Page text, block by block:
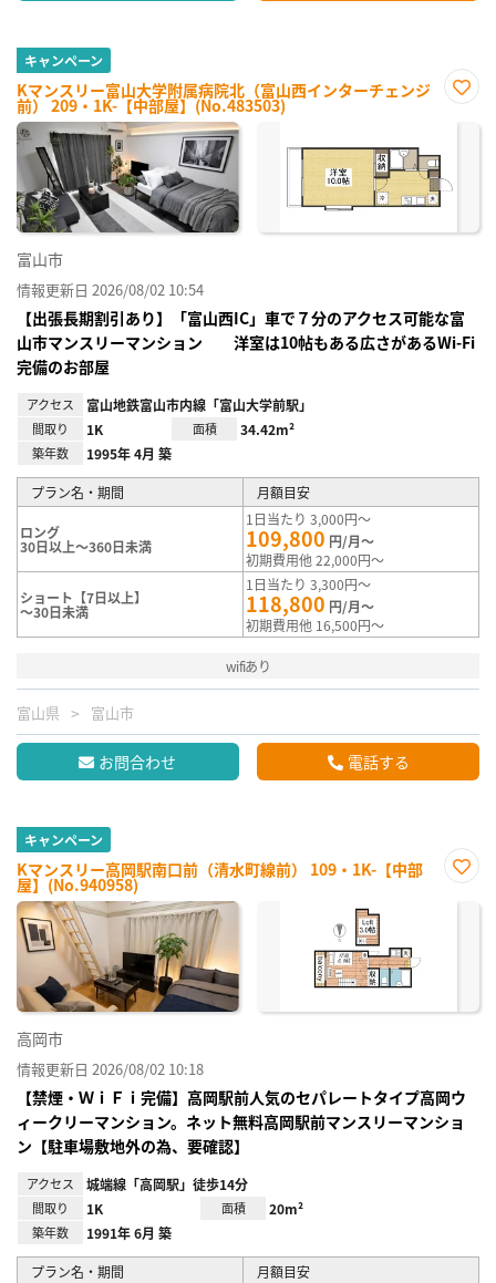
キャンペーン
Kマンスリー富山大学附属病院北（富山西インターチェンジ
前） 209・1K-【中部屋】(No.483503)
に入
富山市
情報更新日 2026/08/02 10:54
【出張長期割引あり】「富山西IC」車で７分のアクセス可能な富
山市マンスリーマンション 洋室は10帖もある広さがあるWi-Fi
完備のお部屋
アクセス 富山地鉄富山市内線「富山大学前駅」
間取り 1K 面積 34.42m²
築年数 1995年 4月 築
プラン名・期間 月額目安
ロング
30日以上～360日未満
1日当たり 3,000円～
109,800 円/月～
初期費用他 22,000円～
ショート【7日以上】
～30日未満
1日当たり 3,300円～
118,800 円/月～
初期費用他 16,500円～
wifiあり
富山県 富山市
お問合わせ 電話する
キャンペーン
Kマンスリー高岡駅南口前（清水町線前） 109・1K-【中部
屋】(No.940958)
に入
高岡市
情報更新日 2026/08/02 10:18
【禁煙・ＷｉＦｉ完備】高岡駅前人気のセパレートタイプ高岡ウ
ィークリーマンション。ネット無料高岡駅前マンスリーマンショ
ン【駐車場敷地外の為、要確認】
アクセス 城端線「高岡駅」徒歩14分
間取り 1K 面積 20m²
築年数 1991年 6月 築
プラン名・期間 月額目安